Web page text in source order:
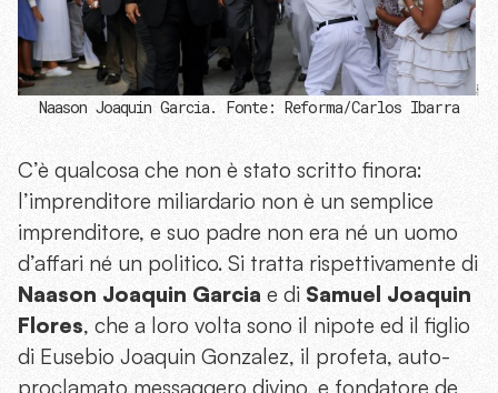
Naason Joaquin Garcia. Fonte: Reforma/Carlos Ibarra
C’è qualcosa che non è stato scritto finora:
l’imprenditore miliardario non è un semplice
imprenditore, e suo padre non era né un uomo
d’affari né un politico. Si tratta rispettivamente di
Naason Joaquin Garcia e di Samuel Joaquin
Flores, che a loro volta sono il nipote ed il figlio
di Eusebio Joaquin Gonzalez, il profeta, auto-